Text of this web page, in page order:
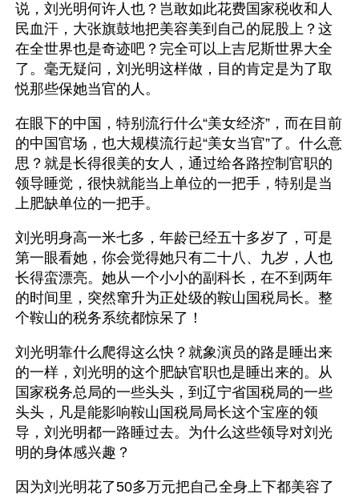
说，刘光明何许人也？岂敢如此花费国家税收和人
民血汗，大张旗鼓地把美容美到自己的屁股上？这
在全世界也是奇迹吧？完全可以上吉尼斯世界大全
了。毫无疑问，刘光明这样做，目的肯定是为了取
悦那些保她当官的人。
在眼下的中国，特别流行什么“美女经济”，而在目前
的中国官场，也大规模流行起“美女当官”了。什么意
思？就是长得很美的女人，通过给各路控制官职的
领导睡觉，很快就能当上单位的一把手，特别是当
上肥缺单位的一把手。
刘光明身高一米七多，年龄已经五十多岁了，可是
第一眼看她，你会觉得她只有二十八、九岁，人也
长得蛮漂亮。她从一个小小的副科长，在不到两年
的时间里，突然窜升为正处级的鞍山国税局长。整
个鞍山的税务系统都惊呆了！
刘光明靠什么爬得这么快？就象演员的路是睡出来
的一样，刘光明的这个肥缺官职也是睡出来的。从
国家税务总局的一些头头，到辽宁省国税局的一些
头头，凡是能影响鞍山国税局局长这个宝座的领
导，刘光明都一路睡过去。为什么这些领导对刘光
明的身体感兴趣？
因为刘光明花了50多万元把自己全身上下都美容了